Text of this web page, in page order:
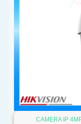
CAMERA IP